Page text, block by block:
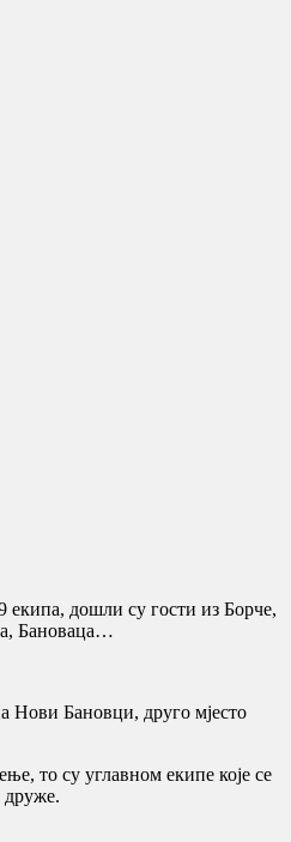
екипа, дошли су гости из Борче,
Бановаца…
Нови Бановци, друго мјесто
то су углавном екипе које се
друже.